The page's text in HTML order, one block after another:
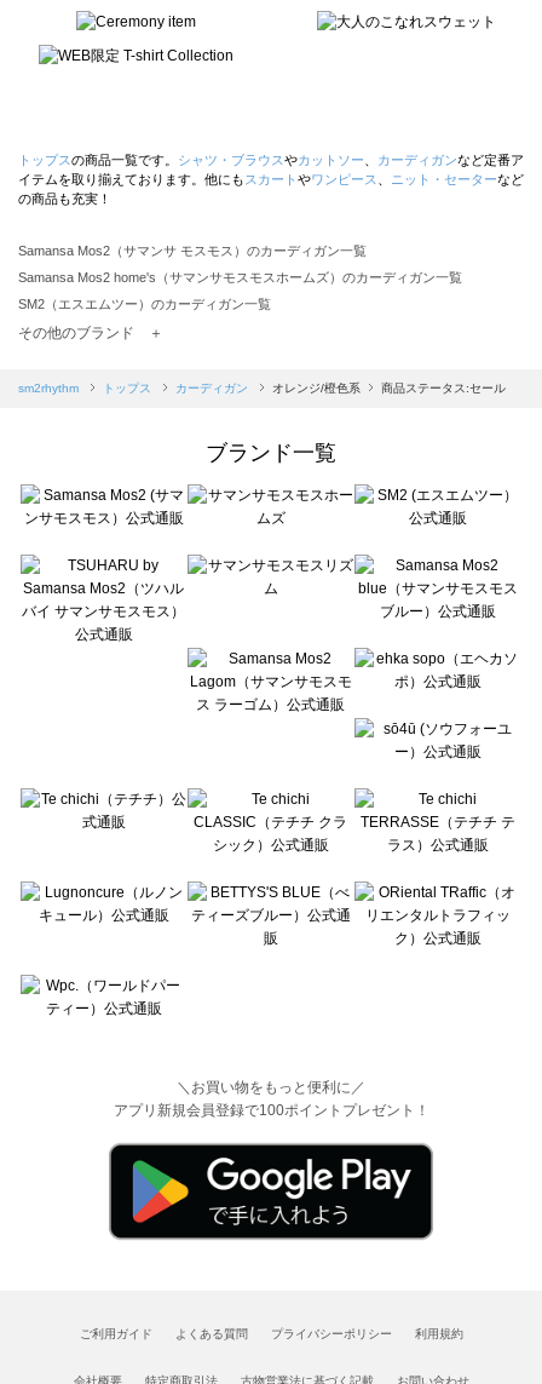
トップスの商品一覧です。 シャツ・ブラウスやカットソー カーディガンなど定番ア
イテムを取り揃えております。他にも スカート やワンピース ニット・セーターなど
の商品も充実！
Samansa Mos2（サマンサ モスモス）のカーディガン一覧
Samansa Mos2 home's（サマンサモスモスホームズ）のカーディガン一覧
SM2（エスエムツー）のカーディガン一覧
TSUHARU by Samansa Mos2（ツハルバイサマンサモスモス）のカーディガン一覧
Samansa Mos2 blue（サマンサモスモス ブルー）のカーディガン一覧
sō4ū（ソウフォーユー）のカーディガン一覧
Te chichi（テチチ）のカーディガン一覧
Te chichi CLASSIC（テチチ クラシック）のカーディガン一覧
Lugnoncure（ルノンキュール）のカーディガン一覧
BETTY'S BLUE（べティーズブルー）のカーディガン一覧
Wpc.（ワールドパーティー）のカーディガン一覧
その他のブランド ＋
sm2rhythm トップス カーディガン オレンジ/橙色系 商品ステータス:セール
ブランド一覧
＼お買い物をもっと便利に／
アプリ新規会員登録で100ポイントプレゼント！
ご利用ガイド よくある質問 プライバシーポリシー 利用規約
会社概要 特定商取引法 古物営業法に基づく記載 お問い合わせ